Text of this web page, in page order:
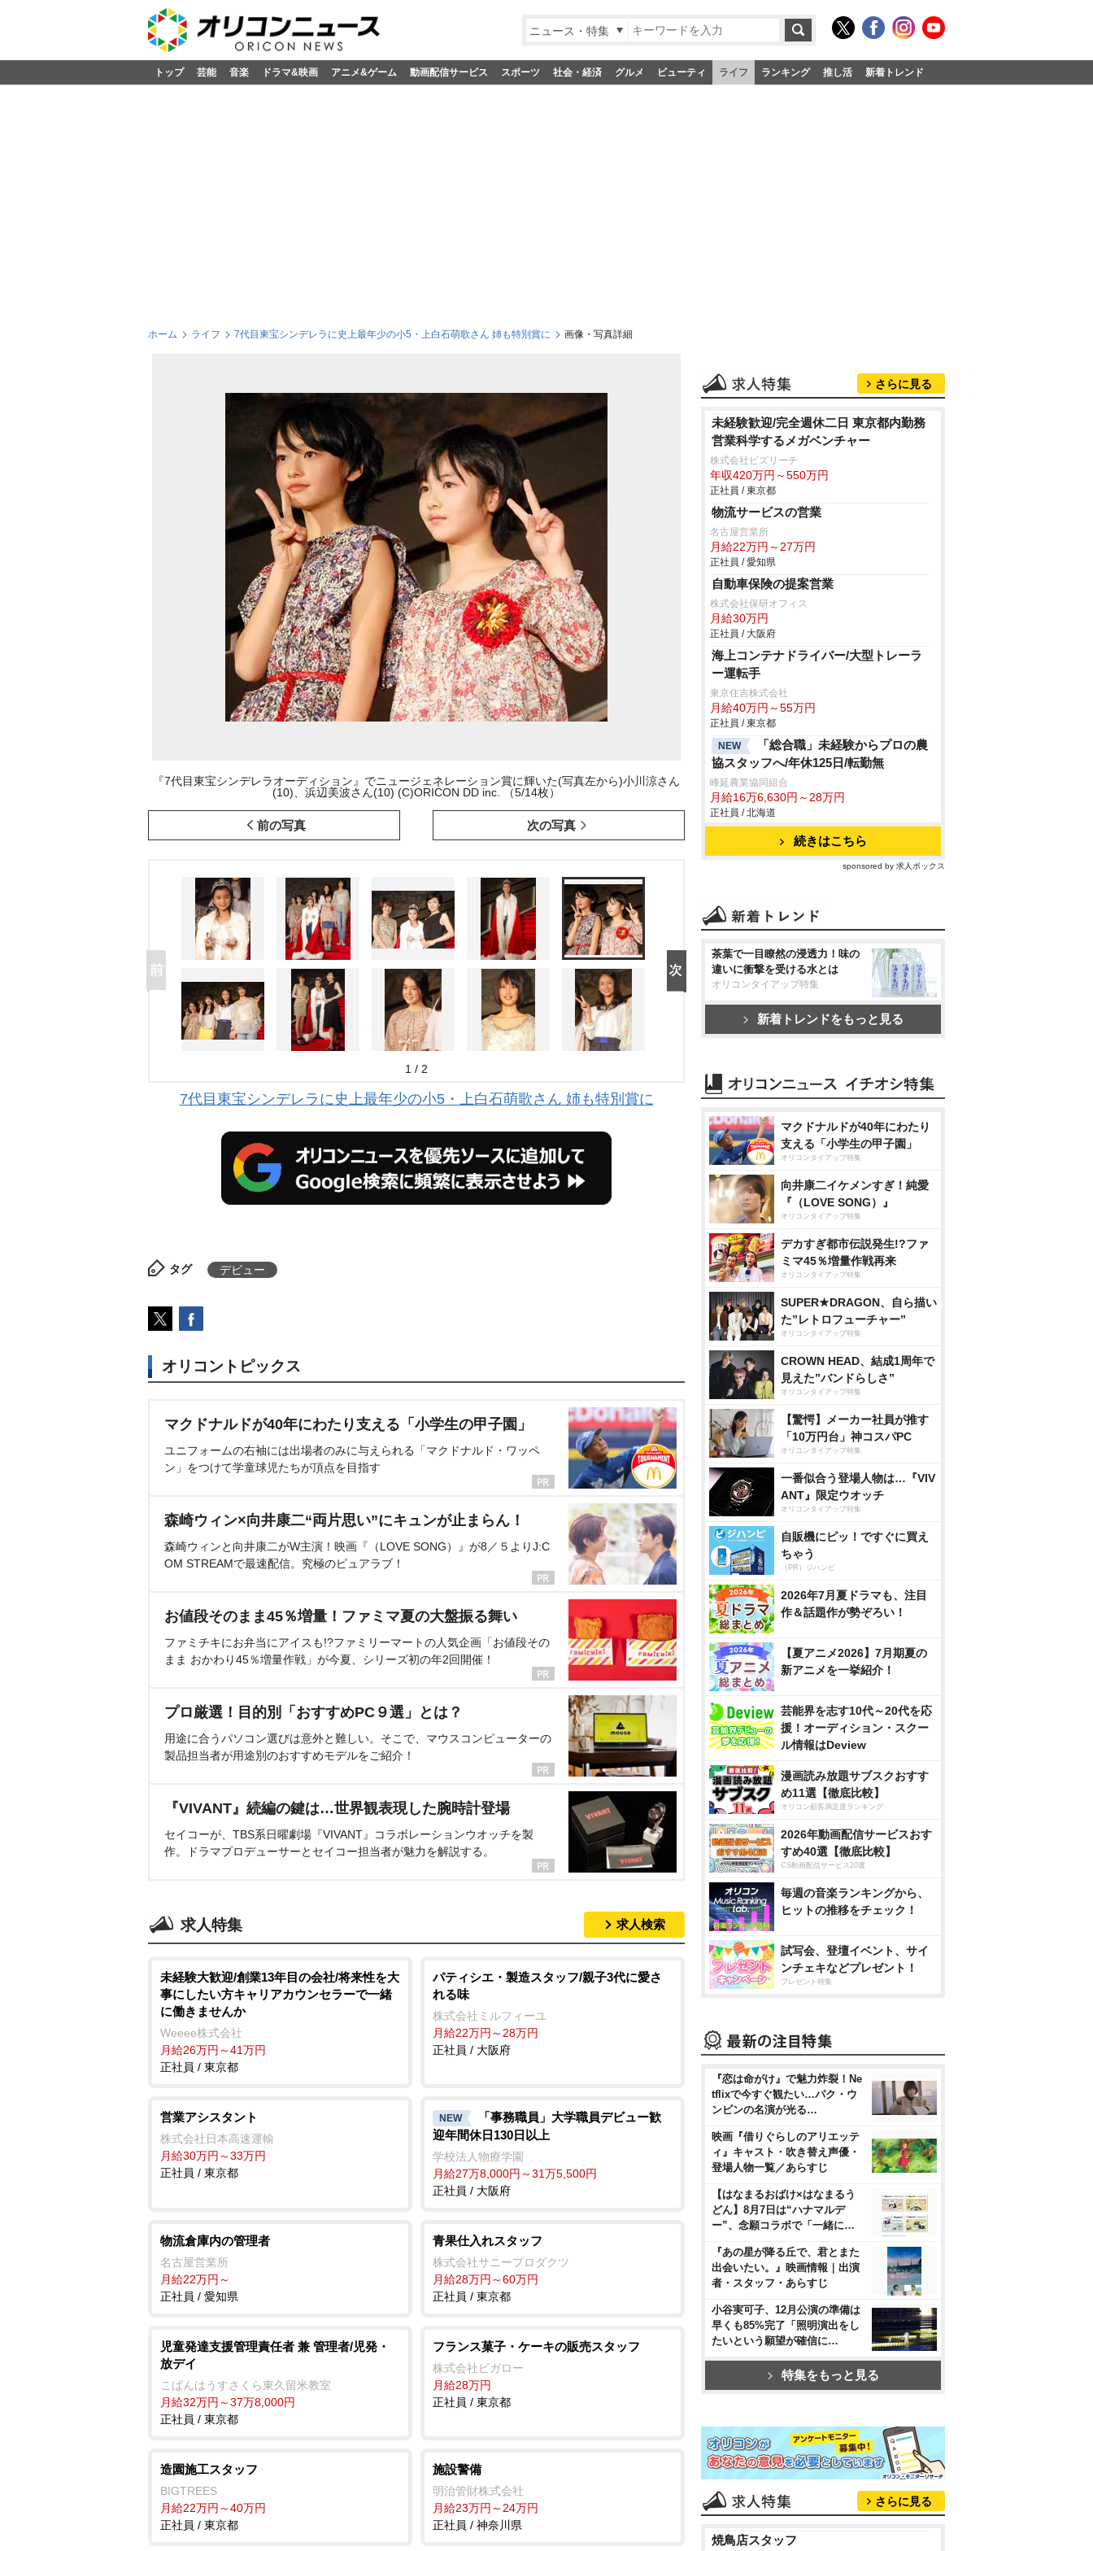
ニュース・特集
トップ 芸能 音楽 ドラマ&映画 アニメ&ゲーム 動画配信サービス スポーツ 社会・経済 グルメ ビューティ ライフ ランキング 推し活 新着トレンド
ホーム ライフ 7代目東宝シンデレラに史上最年少の小5・上白石萌歌さん 姉も特別賞に 画像・写真詳細
『7代目東宝シンデレラオーディション』でニュージェネレーション賞に輝いた(写真左から)小川涼さん
(10)、浜辺美波さん(10) (C)ORICON DD inc. （5/14枚）
前の写真 次の写真
1 / 2
7代目東宝シンデレラに史上最年少の小5・上白石萌歌さん 姉も特別賞に
タグ デビュー
オリコントピックス
マクドナルドが40年にわたり支える「小学生の甲子園」
ユニフォームの右袖には出場者のみに与えられる「マクドナルド・ワッペ
ン」をつけて学童球児たちが頂点を目指す
森崎ウィン×向井康二“両片思い”にキュンが止まらん！
森崎ウィンと向井康二がW主演！映画『（LOVE SONG）』が8／５よりJ:C
OM STREAMで最速配信。究極のピュアラブ！
お値段そのまま45％増量！ファミマ夏の大盤振る舞い
ファミチキにお弁当にアイスも!?ファミリーマートの人気企画「お値段その
まま おかわり45％増量作戦」が今夏、シリーズ初の年2回開催！
プロ厳選！目的別「おすすめPC９選」とは？
用途に合うパソコン選びは意外と難しい。そこで、マウスコンピューターの
製品担当者が用途別のおすすめモデルをご紹介！
『VIVANT』続編の鍵は…世界観表現した腕時計登場
セイコーが、TBS系日曜劇場『VIVANT』コラボレーションウオッチを製
作。ドラマプロデューサーとセイコー担当者が魅力を解説する。
求人特集 求人検索
未経験大歓迎/創業13年目の会社/将来性を大
事にしたい方キャリアカウンセラーで一緒
に働きませんか
Weeee株式会社
月給26万円～41万円
正社員 / 東京都
パティシエ・製造スタッフ/親子3代に愛さ
れる味
株式会社ミルフィーユ
月給22万円～28万円
正社員 / 大阪府
営業アシスタント
株式会社日本高速運輸
月給30万円～33万円
正社員 / 東京都
NEW
「事務職員」大学職員デビュー歓
迎年間休日130日以上
学校法人物療学園
月給27万8,000円～31万5,500円
正社員 / 大阪府
物流倉庫内の管理者
名古屋営業所
月給22万円～
正社員 / 愛知県
青果仕入れスタッフ
株式会社サニープロダクツ
月給28万円～60万円
正社員 / 東京都
児童発達支援管理責任者 兼 管理者/児発・
放デイ
こぱんはうすさくら東久留米教室
月給32万円～37万8,000円
正社員 / 東京都
フランス菓子・ケーキの販売スタッフ
株式会社ビガロー
月給28万円
正社員 / 東京都
造園施工スタッフ
BIGTREES
月給22万円～40万円
正社員 / 東京都
施設警備
明治管財株式会社
月給23万円～24万円
正社員 / 神奈川県
さらに見る
未経験歓迎/完全週休二日 東京都内勤務
営業科学するメガベンチャー
株式会社ビズリーチ
年収420万円～550万円
正社員 / 東京都
物流サービスの営業
名古屋営業所
月給22万円～27万円
正社員 / 愛知県
自動車保険の提案営業
株式会社保研オフィス
月給30万円
正社員 / 大阪府
海上コンテナドライバー/大型トレーラ
ー運転手
東京住吉株式会社
月給40万円～55万円
正社員 / 東京都
NEW
「総合職」未経験からプロの農
協スタッフへ/年休125日/転勤無
峰延農業協同組合
月給16万6,630円～28万円
正社員 / 北海道
続きはこちら
sponsored by 求人ボックス
茶葉で一目瞭然の浸透力！味の
違いに衝撃を受ける水とは
オリコンタイアップ特集
新着トレンドをもっと見る
マクドナルドが40年にわたり
支える「小学生の甲子園」
オリコンタイアップ特集
向井康二イケメンすぎ！純愛
『（LOVE SONG）』
オリコンタイアップ特集
デカすぎ都市伝説発生!?ファ
ミマ45％増量作戦再来
オリコンタイアップ特集
SUPER★DRAGON、自ら描い
た”レトロフューチャー”
オリコンタイアップ特集
CROWN HEAD、結成1周年で
見えた”バンドらしさ”
オリコンタイアップ特集
【驚愕】メーカー社員が推す
「10万円台」神コスパPC
オリコンタイアップ特集
一番似合う登場人物は…『VIV
ANT』限定ウオッチ
オリコンタイアップ特集
自販機にピッ！ですぐに買え
ちゃう
（PR）ジハンピ
2026年7月夏ドラマも、注目
作＆話題作が勢ぞろい！
【夏アニメ2026】7月期夏の
新アニメを一挙紹介！
芸能界を志す10代～20代を応
援！オーディション・スクー
ル情報はDeview
漫画読み放題サブスクおすす
め11選【徹底比較】
オリコン顧客満足度ランキング
2026年動画配信サービスおす
すめ40選【徹底比較】
CS動画配信サービス20選
毎週の音楽ランキングから、
ヒットの推移をチェック！
試写会、登壇イベント、サイ
ンチェキなどプレゼント！
プレゼント特集
『恋は命がけ』で魅力炸裂！Ne
tflixで今すぐ観たい…パク・ウ
ンビンの名演が光る…
映画『借りぐらしのアリエッテ
ィ』キャスト・吹き替え声優・
登場人物一覧／あらすじ
【はなまるおばけ×はなまるう
どん】8月7日は“ハナマルデ
ー”、念願コラボで「一緒に…
『あの星が降る丘で、君とまた
出会いたい。』映画情報｜出演
者・スタッフ・あらすじ
小谷実可子、12月公演の準備は
早くも85%完了「照明演出をし
たいという願望が確信に…
特集をもっと見る
さらに見る
焼鳥店スタッフ